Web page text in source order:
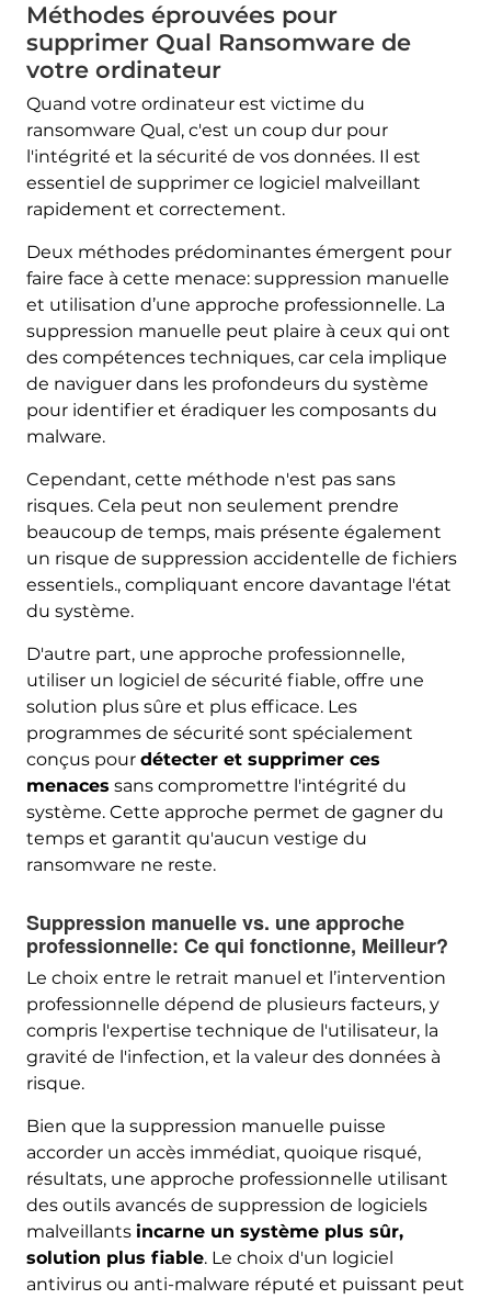
Méthodes éprouvées pour
supprimer Qual Ransomware de
votre ordinateur
Quand votre ordinateur est victime du
ransomware Qual, c'est un coup dur pour
l'intégrité et la sécurité de vos données. Il est
essentiel de supprimer ce logiciel malveillant
rapidement et correctement.
Deux méthodes prédominantes émergent pour
faire face à cette menace: suppression manuelle
et utilisation d’une approche professionnelle. La
suppression manuelle peut plaire à ceux qui ont
des compétences techniques, car cela implique
de naviguer dans les profondeurs du système
pour identifier et éradiquer les composants du
malware.
Cependant, cette méthode n'est pas sans
risques. Cela peut non seulement prendre
beaucoup de temps, mais présente également
un risque de suppression accidentelle de fichiers
essentiels., compliquant encore davantage l'état
du système.
D'autre part, une approche professionnelle,
utiliser un logiciel de sécurité fiable, offre une
solution plus sûre et plus efficace. Les
programmes de sécurité sont spécialement
conçus pour détecter et supprimer ces
menaces sans compromettre l'intégrité du
système. Cette approche permet de gagner du
temps et garantit qu'aucun vestige du
ransomware ne reste.
Suppression manuelle vs. une approche
professionnelle: Ce qui fonctionne, Meilleur?
Le choix entre le retrait manuel et l’intervention
professionnelle dépend de plusieurs facteurs, y
compris l'expertise technique de l'utilisateur, la
gravité de l'infection, et la valeur des données à
risque.
Bien que la suppression manuelle puisse
accorder un accès immédiat, quoique risqué,
résultats, une approche professionnelle utilisant
des outils avancés de suppression de logiciels
malveillants incarne un système plus sûr,
solution plus fiable. Le choix d'un logiciel
antivirus ou anti-malware réputé et puissant peut